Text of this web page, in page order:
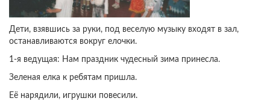
Дети, взявшись за руки, под веселую музыку входят в зал,
останавливаются вокруг елочки.
1-я ведущая: Нам праздник чудесный зима принесла.
Зеленая елка к ребятам пришла.
Её нарядили, игрушки повесили.